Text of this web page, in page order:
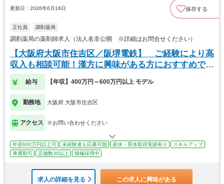
更新日：2026年6月18日 保存する
正社員 調剤薬局
調剤薬局の薬剤師求人（法人名非公開 ※詳細はお問合せください）
【大阪府大阪市住吉区／阪堺電鉄】 ご経験により高
収入も相談可能！漢方に興味がある方におすすめで
す。
給与 【年収】400万円～600万円以上 モデル
勤務地 大阪府 大阪市住吉区
アクセス ※お問い合わせください
年収600万円以上可 未経験者も応募可能 産休・育休取得実績有り
スキルアップ
車通勤可
店舗数30以上 積極採用中
求人の詳細を見る この求人に興味がある